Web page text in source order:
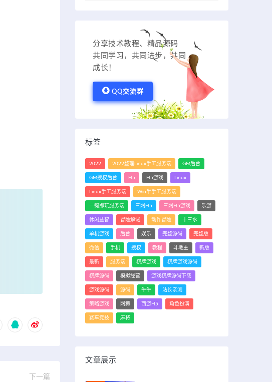
下一篇
分享技术教程、精品源码
共同学习，共同进步，共同
成长！
QQ交流群
标签
2022 2022整理Linux手工服务端 GM后台
GM授权后台 H5 H5游戏 Linux
Linux手工服务端 Win半手工服务端
一键即玩服务端 三网H5 三网H5游戏 乐游
休闲益智 冒险解谜 动作冒险 十三水
单机游戏 后台 娱乐 完整源码 完整版
微信 手机 授权 教程 斗地主 新版
最新 服务端 棋牌游戏 棋牌游戏源码
棋牌源码 模拟经营 游戏棋牌源码下载
游戏源码 源码 牛牛 站长亲测
策略游戏 网狐 西游H5 角色扮演
赛车竞技 麻将
文章展示